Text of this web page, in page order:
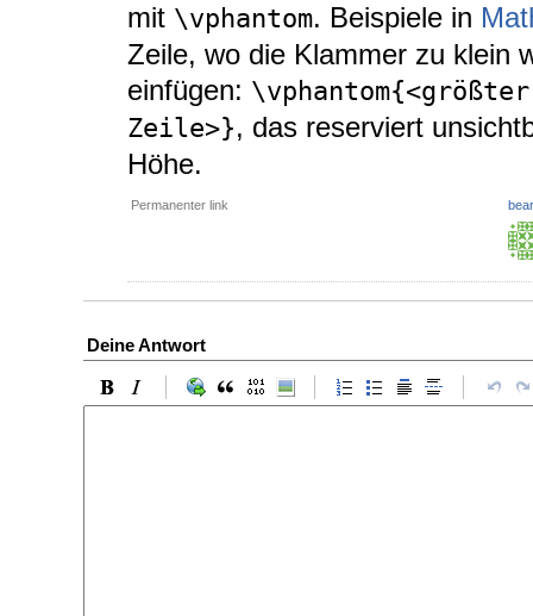
mit \vphantom. Beispiele in
Zeile, wo die Klammer zu klein
einfügen:
Zeile>}, das reserviert
Höhe.
Permanenter link
Deine Antwort